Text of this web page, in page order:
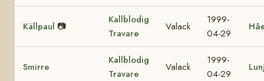
Källpaul 📷
Kallblodig
Travare
Valack
1999-
04-29
Smirre
Kallblodig
Travare
Valack
1999-
04-29